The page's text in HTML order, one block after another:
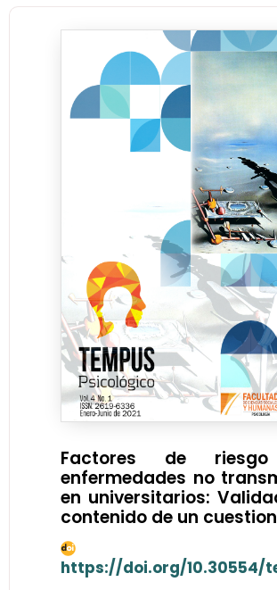
Factores de
enfermedades no
en universitarios:
contenido de un
https://doi.org/10.30554/